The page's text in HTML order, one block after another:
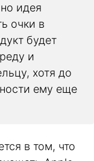
идея
очки в
будет
и
хотя до
ему еще
в том, что